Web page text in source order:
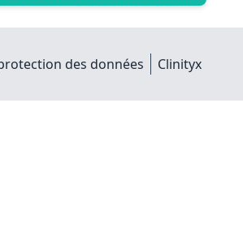
des données Clinityx